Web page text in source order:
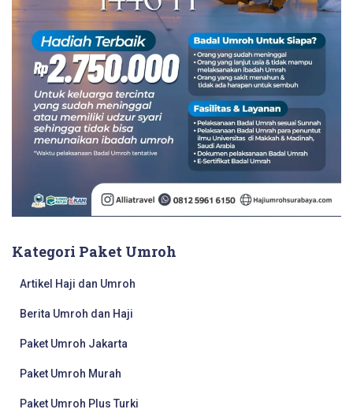
Kategori Paket Umroh
Artikel Haji dan Umroh
Berita Umroh dan Haji
Paket Umroh Jakarta
Paket Umroh Murah
Paket Umroh Plus Turki